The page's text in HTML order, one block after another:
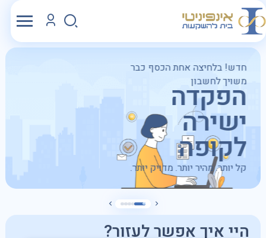
חדש! בלחיצה אחת הכסף כבר
משויך לחשבון
הפקדה
ישירה
לקופה
קל יותר. מהיר יותר. מדויק יותר.
היי איך אפשר לעזור?